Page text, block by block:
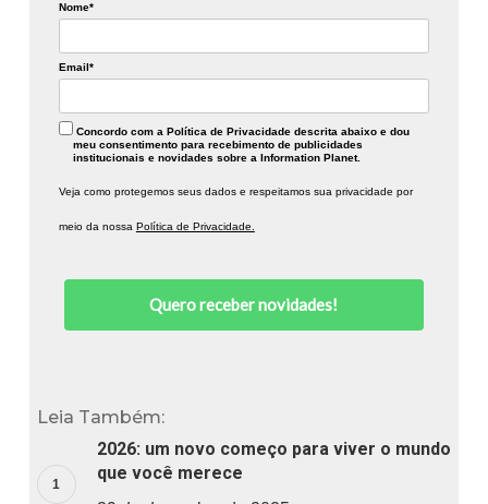
Nome*
Email*
Concordo com a Política de Privacidade descrita abaixo e dou
meu consentimento para recebimento de publicidades
institucionais e novidades sobre a Information Planet.
Veja como protegemos seus dados e respeitamos sua privacidade por
meio da nossa Política de Privacidade.
Quero receber novidades!
Leia Também:
2026: um novo começo para viver o mundo
que você merece